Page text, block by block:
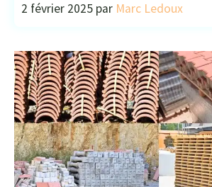
2 février 2025 par Marc Ledoux